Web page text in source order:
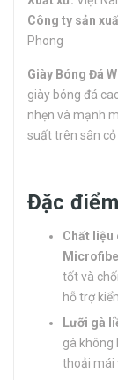
Công ty sản
Phong
Giày Bóng Đá
giày bóng đá
nhẹn và mạnh
suất trên sân cỏ
Đặc
Chất liệu
tốt và
hỗ trợ
Lưỡi gà
gà không
thoải mái